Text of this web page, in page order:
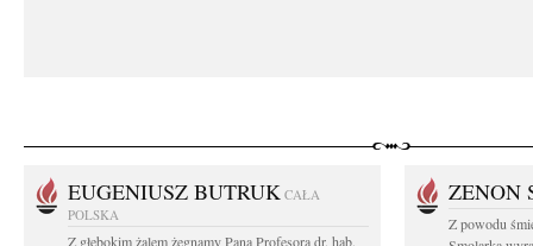
EUGENIUSZ BUTRUK CAŁA
POLSKA
Z głębokim żalem żegnamy Pana Profesora dr. hab.
ZENON
Z powodu